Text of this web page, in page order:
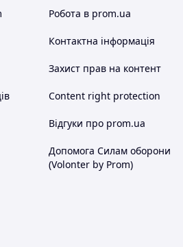
Робота в prom.ua
Контактна інформація
Захист прав на контент
Content right protection
Відгуки про prom.ua
Допомога Силам оборони
(Volonter by Prom)